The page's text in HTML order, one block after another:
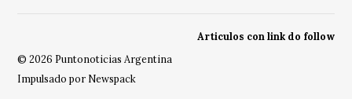
Articulos con link do follow
© 2026 Puntonoticias Argentina
Impulsado por Newspack